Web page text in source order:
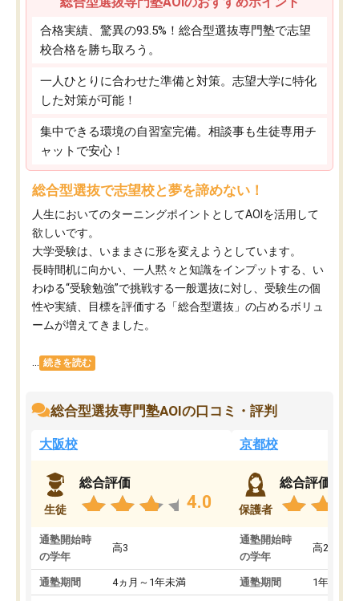
合格実績、驚異の93.5%！総合型選抜専門塾で志望
校合格を勝ち取ろう。
一人ひとりに合わせた準備と対策。志望大学に特化
した対策が可能！
集中できる環境の自習室完備。相談事も生徒専用チ
ャットで安心！
総合型選抜で志望校と夢を諦めない！
人生においてのターニングポイントとしてAOIを活用して
欲しいです。
大学受験は、いままさに形を変えようとしています。
長時間机に向かい、一人黙々と知識をインプットする、い
わゆる“受験勉強”で挑戦する一般選抜に対し、受験生の個
性や実績、目標を評価する「総合型選抜」の占めるボリュ
ームが増えてきました。
続きを読む
総合型選抜専門塾AOIの口コミ・評判
大阪校
生徒
総合評価
4.0
通塾開始時
の学年
高3
通塾期間 4ヵ月～1年未満
京都校
保護者
総合評価
通塾開始時
の学年
高2
通塾期間 1年以上